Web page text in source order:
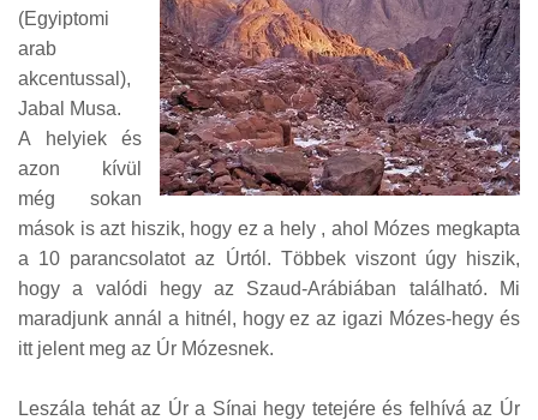
(Egyiptomi
arab
akcentussal),
Jabal Musa.
A helyiek és
azon kívül
még sokan
mások is azt hiszik, hogy ez a hely , ahol Mózes megkapta
a 10 parancsolatot az Úrtól. Többek viszont úgy hiszik,
hogy a valódi hegy az Szaud-Arábiában található. Mi
maradjunk annál a hitnél, hogy ez az igazi Mózes-hegy és
itt jelent meg az Úr Mózesnek.
Leszála tehát az Úr a Sínai hegy tetejére és felhívá az Úr